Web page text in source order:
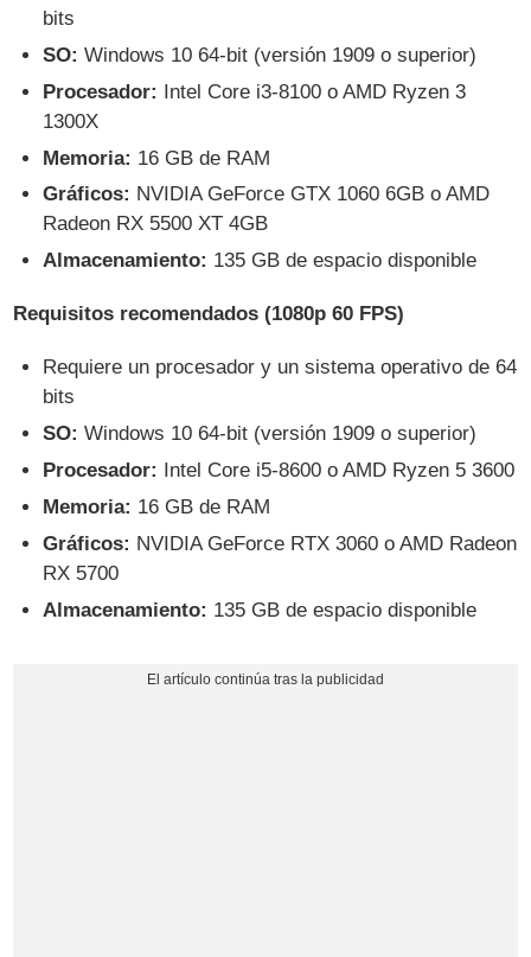
bits
SO: Windows 10 64-bit (versión 1909 o superior)
Procesador: Intel Core i3-8100 o AMD Ryzen 3
1300X
Memoria: 16 GB de RAM
Gráficos: NVIDIA GeForce GTX 1060 6GB o AMD
Radeon RX 5500 XT 4GB
Almacenamiento: 135 GB de espacio disponible
Requisitos recomendados (1080p 60 FPS)
Requiere un procesador y un sistema operativo de 64
bits
SO: Windows 10 64-bit (versión 1909 o superior)
Procesador: Intel Core i5-8600 o AMD Ryzen 5 3600
Memoria: 16 GB de RAM
Gráficos: NVIDIA GeForce RTX 3060 o AMD Radeon
RX 5700
Almacenamiento: 135 GB de espacio disponible